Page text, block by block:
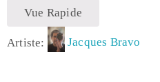
Vue Rapide
Artiste: Jacques Bravo